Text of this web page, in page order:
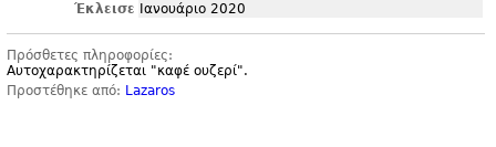
Έκλεισε
Ιανουάριο 2020
Πρόσθετες πληροφορίες:
Αυτοχαρακτηρίζεται "καφέ ουζερί".
Προστέθηκε από: Lazaros